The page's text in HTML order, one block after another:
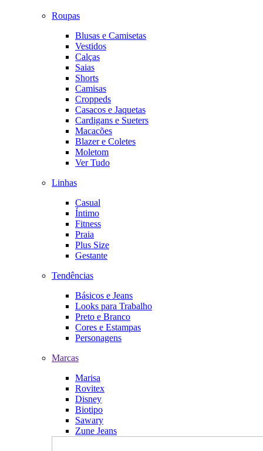
Roupas
Blusas e Camisetas
Vestidos
Calças
Saias
Shorts
Camisas
Croppeds
Casacos e Jaquetas
Cardigans e Sueters
Macacões
Blazer e Coletes
Moletom
Ver Tudo
Linhas
Casual
Íntimo
Fitness
Praia
Plus Size
Gestante
Tendências
Básicos e Jeans
Looks para Trabalho
Preto e Branco
Cores e Estampas
Personagens
Marcas
Marisa
Rovitex
Disney
Biotipo
Sawary
Zune Jeans